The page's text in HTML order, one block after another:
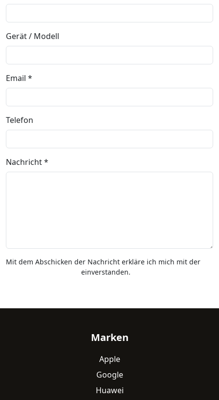
Gerät / Modell
Email *
Telefon
Nachricht *
Mit dem Abschicken der Nachricht erkläre ich mich mit der
einverstanden.
Marken
Apple
Google
Huawei